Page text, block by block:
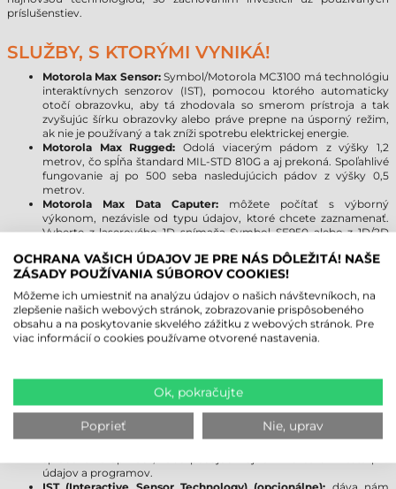
príslušenstiev.
SLUŽBY, S KTORÝMI VYNIKÁ!
Motorola Max Sensor:Symbol/Motorola MC3100 má technológiu
interaktívnych senzorov (IST), pomocou ktorého automaticky
otočí obrazovku, aby tá zhodovala so smerom prístroja a tak
zvyšujúc šírku obrazovky alebo práve prepne na úsporný režim,
ak nie je používaný a tak zníži spotrebu elektrickej energie.
Motorola Max Rugged: Odolá viacerým pádom z výšky 1,2
metrov, čo spĺňa štandard MIL-STD 810G a aj prekoná. Spoľahlivé
fungovanie aj po 500 seba nasledujúcich pádov z výšky 0,5
metrov.
Motorola Max Data Caputer: môžete počítať s výborný
výkonom, nezávisle od typu údajov, ktoré chcete zaznamenať.
Vyberte z laserového 1D snímača Symbol SE950 alebo z 1D/2D
zaznamenia všetkých 1D čiarových kódov.
Motorola Max Security:Osvedčenie FIPS 140-2, najvyvinutejšia
zašifrujúce a overovacie algoritmy a pritom aj podpora
virtuálnych súkromných sietí (VPN) umožňuje vyhovenie
najprísnejším priemyselným bezpečnostným predpisom, sem
patria aj vládne používania pracujúce so senzitívnymi údajmi.
Procesor:vďaka procesoru Marvell PXA320 @ 624 MHz je možné
rýchlejšie spustenie aplikácií a stým sa zvýši aj produktivita!
údajov a programov.
OCHRANA VAŠICH ÚDAJOV JE PRE NÁS DÔLEŽITÁ! NAŠE
ZÁSADY POUŽÍVANIA SÚBOROV COOKIES!
Môžeme ich umiestniť na analýzu údajov o našich návštevníkoch, na
zlepšenie našich webových stránok, zobrazovanie prispôsobeného
obsahu a na poskytovanie skvelého zážitku z webových stránok. Pre
viac informácií o cookies používame otvorené nastavenia.
Ok, pokračujte
Poprieť Nie, uprav